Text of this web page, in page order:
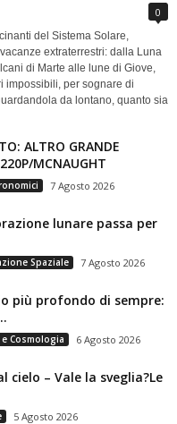
0
del Sistema Solare,
extraterrestri: dalla Luna
di Marte alle lune di Giove,
impossibili, per sognare di
da lontano, quanto sia
ALTRO GRANDE
MCNAUGHT
7 Agosto 2026
lunare passa per
Spaziale 7 Agosto 2026
più profondo di sempre:
Cosmologia 6 Agosto 2026
cielo – Vale la sveglia?Le
5 Agosto 2026